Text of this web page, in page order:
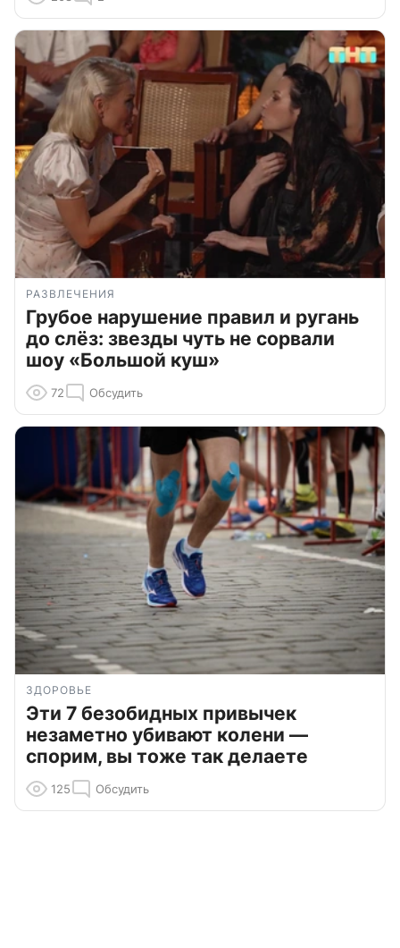
РАЗВЛЕЧЕНИЯ
Грубое нарушение правил и ругань
до слёз: звезды чуть не сорвали
шоу «Большой куш»
72 Обсудить
ЗДОРОВЬЕ
Эти 7 безобидных привычек
незаметно убивают колени —
спорим, вы тоже так делаете
125 Обсудить